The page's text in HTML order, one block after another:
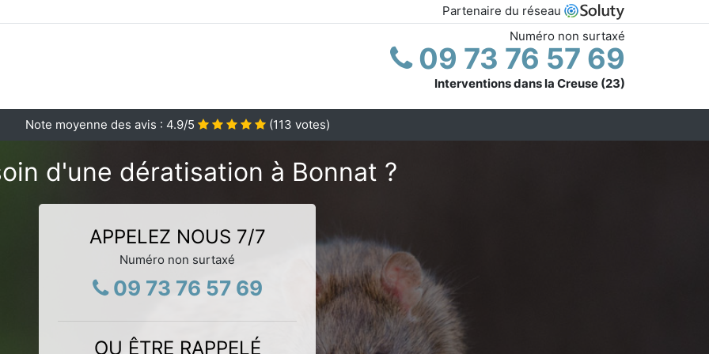
Partenaire du réseau
Numéro non surtaxé
09 73 76 57 69
Interventions dans la Creuse (23)
Note moyenne des avis : 4.9/5 (113 votes)
d'une dératisation à Bonnat ?
APPELEZ NOUS 7/7
Numéro non surtaxé
09 73 76 57 69
OU ÊTRE RAPPELÉ